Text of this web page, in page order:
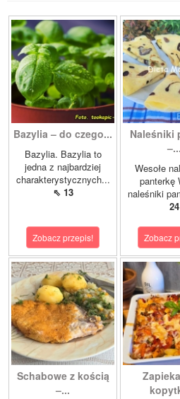
Bazylia – do czego...
Bazylia. Bazylia to
jedna z najbardziej
charakterystycznych...
⇖ 13
Zobacz przepis!
Naleśniki
–...
Wesołe
panterkę
naleśniki
24
Zobacz
Schabowe z kością
–...